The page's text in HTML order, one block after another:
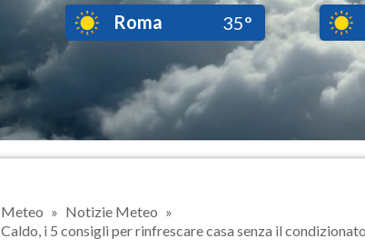
Roma 35°
Meteo
Notizie Meteo
Caldo, i 5 consigli per rinfrescare casa senza il